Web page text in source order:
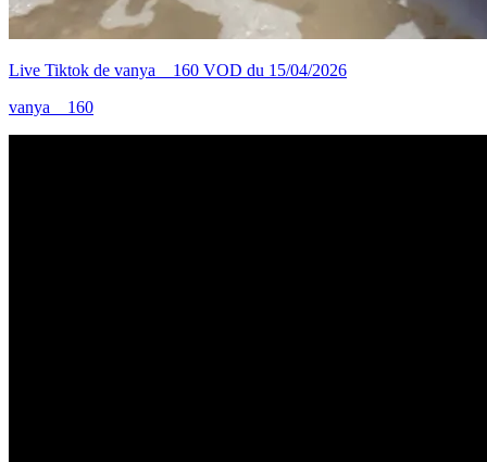
Live Tiktok de vanya__160 VOD du 15/04/2026
vanya__160